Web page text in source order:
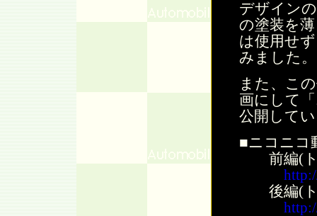
デザイン
の塗装を
は使用せ
みました。
また、こ
画にして
公開して
■ニコニコ
前編(ト
後編(ト